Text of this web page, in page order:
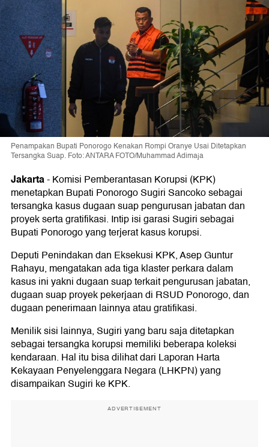
Penampakan Bupati Ponorogo Kenakan Rompi Oranye Usai Ditetapkan
Tersangka Suap. Foto: ANTARA FOTO/Muhammad Adimaja
Jakarta-Komisi Pemberantasan Korupsi (KPK)
menetapkan Bupati Ponorogo Sugiri Sancoko sebagai
tersangka kasus dugaan suap pengurusan jabatan dan
proyek serta gratifikasi. Intip isi garasi Sugiri sebagai
Bupati Ponorogo yang terjerat kasus korupsi.
Deputi Penindakan dan Eksekusi KPK, Asep Guntur
Rahayu, mengatakan ada tiga klaster perkara dalam
kasus ini yakni dugaan suap terkait pengurusan jabatan,
dugaan suap proyek pekerjaan di RSUD Ponorogo, dan
dugaan penerimaan lainnya atau gratifikasi.
Menilik sisi lainnya, Sugiri yang baru saja ditetapkan
sebagai tersangka korupsi memiliki beberapa koleksi
kendaraan. Hal itu bisa dilihat dari Laporan Harta
Kekayaan Penyelenggara Negara (LHKPN) yang
disampaikan Sugiri ke KPK.
ADVERTISEMENT